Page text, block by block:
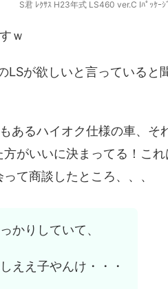
S君 ﾚｸｻｽ H23年式 LS460 ver.C Iﾊﾟｯｹｰｼﾞ
ｗ
LSが欲しいと言っていると
あるハイオク仕様の車、そ
がいいに決まってる！こ
て商談したところ、、、
かりしていて、
ええ子やんけ・・・